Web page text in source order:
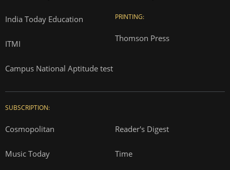
India Today Education
ITMI
Campus National Aptitude test
PRINTING:
Thomson Press
SUBSCRIPTION:
Cosmopolitan Reader's Digest
Music Today Time